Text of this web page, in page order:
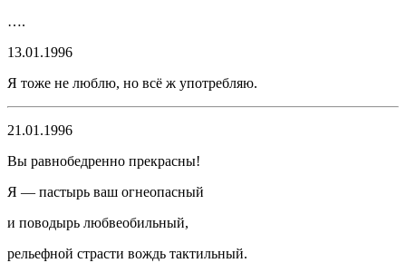
….
13.01.1996
Я тоже не люблю, но всё ж употребляю.
21.01.1996
Вы равнобедренно прекрасны!
Я — пастырь ваш огнеопасный
и поводырь любвеобильный,
рельефной страсти вождь тактильный.